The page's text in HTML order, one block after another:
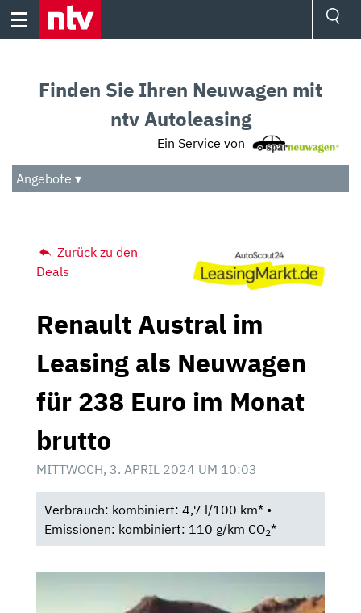
Skip
Audio
Das Beste
Finden Sie Ihren Neuwagen mit
ntv Autoleasing
Ein Service von
Angebote ▾
Zurück zu den
Deals
Renault Austral im
Leasing als Neuwagen
für 238 Euro im Monat
brutto
MITTWOCH, 3. APRIL 2024 UM 10:03
Verbrauch: kombiniert: 4,7 l/100 km* •
Emissionen: kombiniert: 110 g/km CO2*